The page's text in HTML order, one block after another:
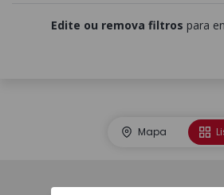
Edite ou remova filtros para
Mapa